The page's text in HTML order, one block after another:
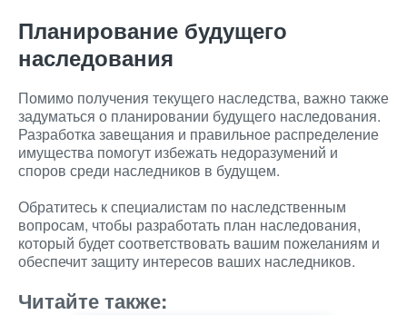
Планирование будущего
наследования
Помимо получения текущего наследства, важно также
задуматься о планировании будущего наследования.
Разработка завещания и правильное распределение
имущества помогут избежать недоразумений и
споров среди наследников в будущем.
Обратитесь к специалистам по наследственным
вопросам, чтобы разработать план наследования,
который будет соответствовать вашим пожеланиям и
обеспечит защиту интересов ваших наследников.
Читайте также: